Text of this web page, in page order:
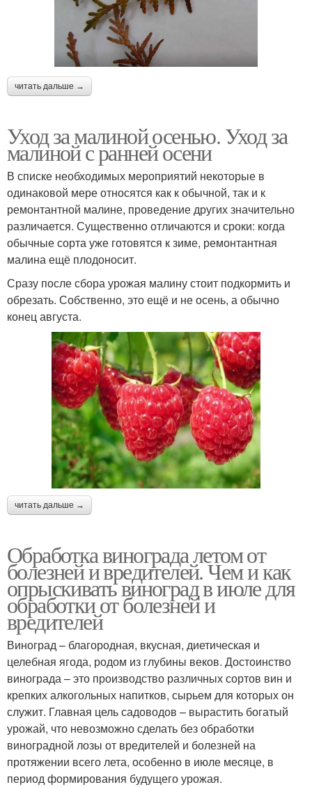
читать дальше →
Уход за малиной осенью. Уход за
малиной с ранней осени
В списке необходимых мероприятий некоторые в
одинаковой мере относятся как к обычной, так и к
ремонтантной малине, проведение других значительно
различается. Существенно отличаются и сроки: когда
обычные сорта уже готовятся к зиме, ремонтантная
малина ещё плодоносит.
Сразу после сбора урожая малину стоит подкормить и
обрезать. Собственно, это ещё и не осень, а обычно
конец августа.
читать дальше →
Обработка винограда летом от
болезней и вредителей. Чем и как
опрыскивать виноград в июле для
обработки от болезней и
вредителей
Виноград – благородная, вкусная, диетическая и
целебная ягода, родом из глубины веков. Достоинство
винограда – это производство различных сортов вин и
крепких алкогольных напитков, сырьем для которых он
служит. Главная цель садоводов – вырастить богатый
урожай, что невозможно сделать без обработки
виноградной лозы от вредителей и болезней на
протяжении всего лета, особенно в июле месяце, в
период формирования будущего урожая.